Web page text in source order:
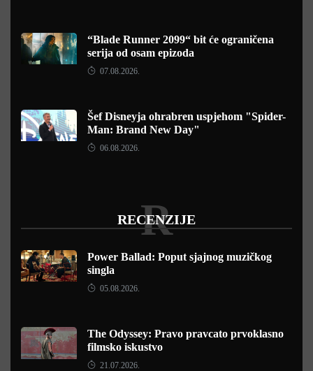
“Blade Runner 2099“ bit će ograničena
serija od osam epizoda
07.08.2026.
Šef Disneyja ohrabren uspjehom "Spider-
Man: Brand New Day"
06.08.2026.
RECENZIJE
R
Power Ballad: Poput sjajnog muzičkog
singla
05.08.2026.
The Odyssey: Pravo pravcato prvoklasno
filmsko iskustvo
21.07.2026.